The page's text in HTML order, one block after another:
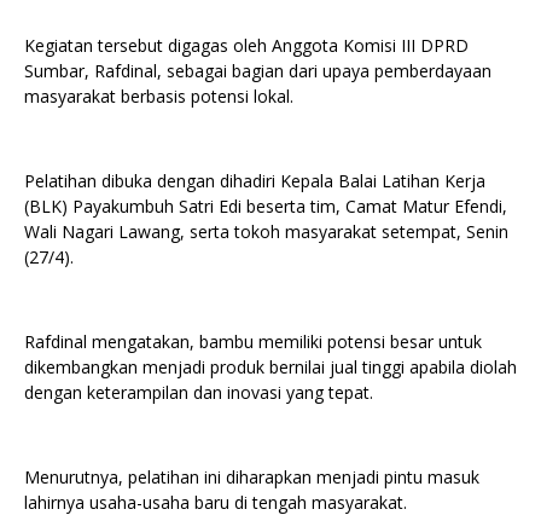
Kegiatan tersebut digagas oleh Anggota Komisi III DPRD
Sumbar, Rafdinal, sebagai bagian dari upaya pemberdayaan
masyarakat berbasis potensi lokal.
Pelatihan dibuka dengan dihadiri Kepala Balai Latihan Kerja
(BLK) Payakumbuh Satri Edi beserta tim, Camat Matur Efendi,
Wali Nagari Lawang, serta tokoh masyarakat setempat, Senin
(27/4).
Rafdinal mengatakan, bambu memiliki potensi besar untuk
dikembangkan menjadi produk bernilai jual tinggi apabila diolah
dengan keterampilan dan inovasi yang tepat.
Menurutnya, pelatihan ini diharapkan menjadi pintu masuk
lahirnya usaha-usaha baru di tengah masyarakat.